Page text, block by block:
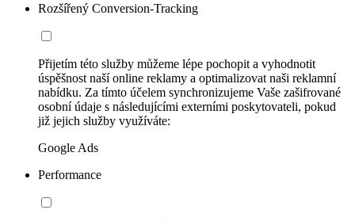
Rozšířený Conversion-Tracking
Přijetím této služby můžeme lépe pochopit a vyhodnotit
úspěšnost naší online reklamy a optimalizovat naši reklamní
nabídku. Za tímto účelem synchronizujeme Vaše zašifrované
osobní údaje s následujícími externími poskytovateli, pokud
již jejich služby využíváte:
Google Ads
Performance